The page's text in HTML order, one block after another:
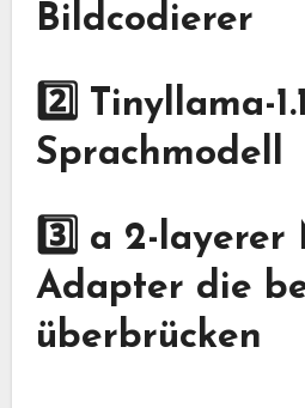
Bildcodierer
2️⃣ Tinyllama-
Sprachmodell
3️⃣ a 2-layerer
Adapter die
überbrücken